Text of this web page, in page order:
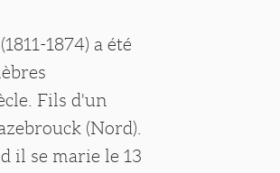
1874) a été
Fils d'un
(Nord).
il se marie le 13